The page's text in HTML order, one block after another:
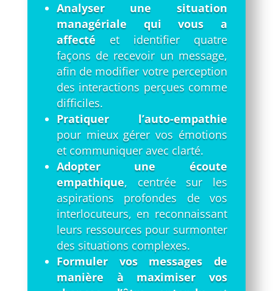
Analyser une situation
managériale qui vous a
affecté et identifier quatre
façons de recevoir un message,
afin de modifier votre perception
des interactions perçues comme
difficiles.
Pratiquer l’auto-empathie
pour mieux gérer vos émotions
et communiquer avec clarté.
Adopter une écoute
empathique, centrée sur les
aspirations profondes de vos
interlocuteurs, en reconnaissant
leurs ressources pour surmonter
des situations complexes.
Formuler vos messages de
manière à maximiser vos